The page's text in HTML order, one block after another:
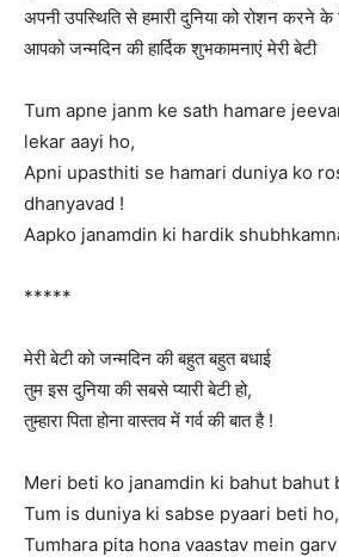
अपनी उपस्थिति से हमारी दुनिया को रोशन करने के
आपको जन्मदिन की हार्दिक शुभकामनाएं मेरी बेटी
Tum apne janm ke sath hamare
lekar aayi ho,
Apni upasthiti se hamari duniya ko
dhanyavad !
Aapko janamdin ki hardik
*****
मेरी बेटी को जन्मदिन की बहुत बहुत बधाई
तुम इस दुनिया की सबसे प्यारी बेटी हो,
तुम्हारा पिता होना वास्तव में गर्व की बात है !
Meri beti ko janamdin ki bahut bahut
Tum is duniya ki sabse pyaari beti ho,
Tumhara pita hona vaastav mein